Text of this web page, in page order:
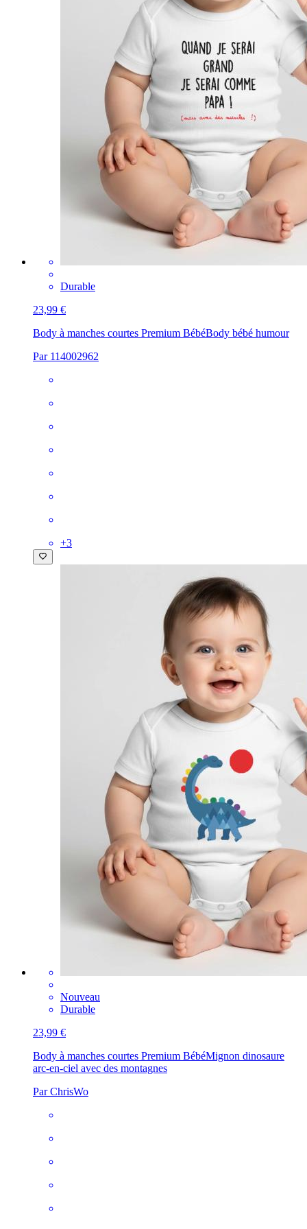
Durable
23,99 €
Body à manches courtes Premium BébéBody bébé humour
Par 114002962
+3
Nouveau
Durable
23,99 €
Body à manches courtes Premium BébéMignon dinosaure
arc-en-ciel avec des montagnes
Par ChrisWo